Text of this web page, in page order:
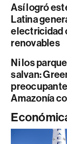
Así logró
Latina
electricidad
renovables
Ni los
salvan:
Amazonía